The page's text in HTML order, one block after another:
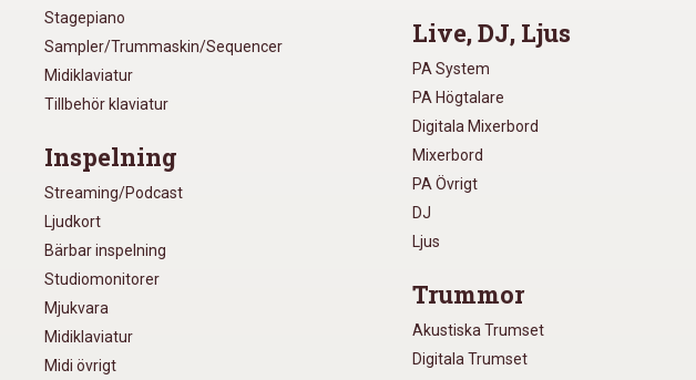
Stagepiano
Sampler/Trummaskin/Sequencer
Midiklaviatur
Tillbehör klaviatur
Inspelning
Streaming/Podcast
Ljudkort
Bärbar inspelning
Studiomonitorer
Mjukvara
Midiklaviatur
Midi övrigt
Live, DJ, Ljus
PA System
PA Högtalare
Digitala Mixerbord
Mixerbord
PA Övrigt
DJ
Ljus
Trummor
Akustiska Trumset
Digitala Trumset